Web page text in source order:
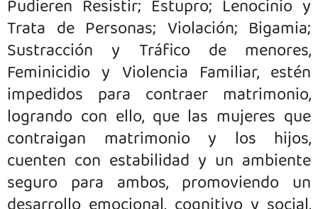
Pudieren Resistir; Estupro; Lenocinio y
Trata de Personas; Violación; Bigamia;
Sustracción y Tráfico de menores,
Feminicidio y Violencia Familiar, estén
impedidos para contraer matrimonio,
logrando con ello, que las mujeres que
contraigan matrimonio y los hijos,
cuenten con estabilidad y un ambiente
seguro para ambos, promoviendo un